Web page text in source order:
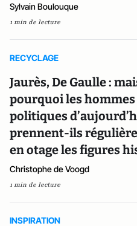
Sylvain Boulouque
1 min de lecture
RECYCLAGE
Jaurès, De Gaulle :
pourquoi les hommes
politiques
prennent-ils
en otage les figures
Christophe de Voogd
1 min de lecture
INSPIRATION